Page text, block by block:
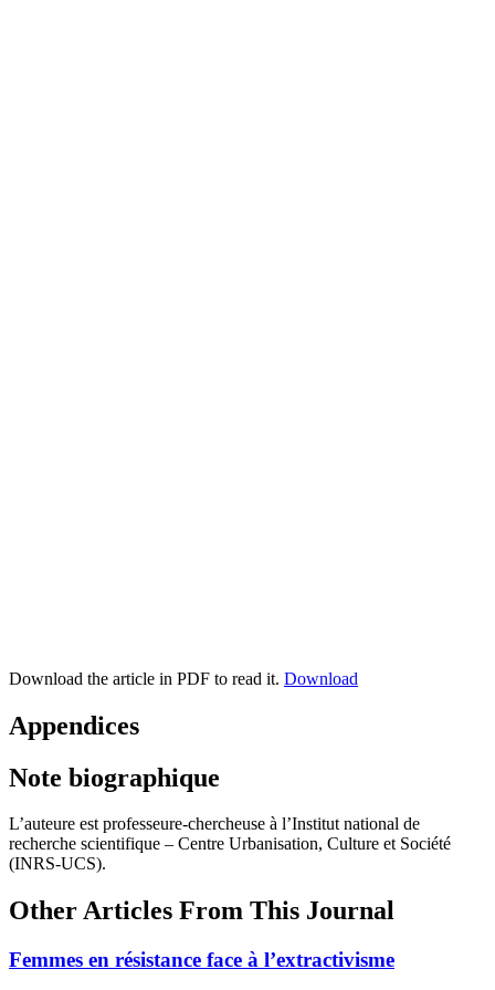
Download the article in PDF to read it. Download
Appendices
Note biographique
L’auteure est professeure-chercheuse à l’Institut national de
recherche scientifique – Centre Urbanisation, Culture et Société
(INRS-UCS).
Other Articles From This Journal
Femmes en résistance face à l’extractivisme